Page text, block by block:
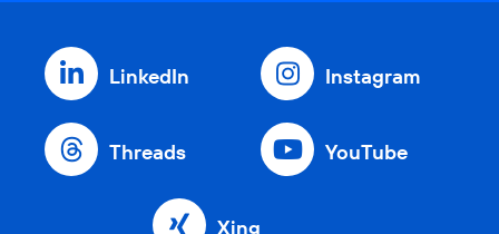
LinkedIn Instagram
Threads YouTube
Xing